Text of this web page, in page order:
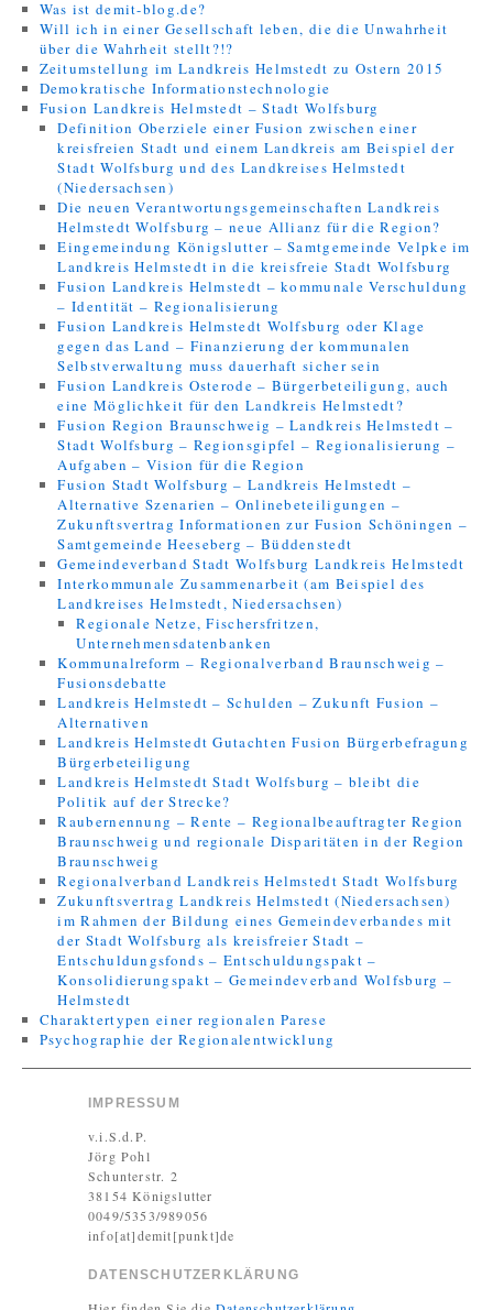
Was ist demit-blog.de?
Will ich in einer Gesellschaft leben, die die Unwahrheit
über die Wahrheit stellt?!?
Zeitumstellung im Landkreis Helmstedt zu Ostern 2015
Demokratische Informationstechnologie
Fusion Landkreis Helmstedt – Stadt Wolfsburg
Definition Oberziele einer Fusion zwischen einer
kreisfreien Stadt und einem Landkreis am Beispiel der
Stadt Wolfsburg und des Landkreises Helmstedt
(Niedersachsen)
Die neuen Verantwortungsgemeinschaften Landkreis
Helmstedt Wolfsburg – neue Allianz für die Region?
Eingemeindung Königslutter – Samtgemeinde Velpke im
Landkreis Helmstedt in die kreisfreie Stadt Wolfsburg
Fusion Landkreis Helmstedt – kommunale Verschuldung
– Identität – Regionalisierung
Fusion Landkreis Helmstedt Wolfsburg oder Klage
gegen das Land – Finanzierung der kommunalen
Selbstverwaltung muss dauerhaft sicher sein
Fusion Landkreis Osterode – Bürgerbeteiligung, auch
eine Möglichkeit für den Landkreis Helmstedt?
Fusion Region Braunschweig – Landkreis Helmstedt –
Stadt Wolfsburg – Regionsgipfel – Regionalisierung –
Aufgaben – Vision für die Region
Fusion Stadt Wolfsburg – Landkreis Helmstedt –
Alternative Szenarien – Onlinebeteiligungen –
Zukunftsvertrag Informationen zur Fusion Schöningen –
Samtgemeinde Heeseberg – Büddenstedt
Gemeindeverband Stadt Wolfsburg Landkreis Helmstedt
Interkommunale Zusammenarbeit (am Beispiel des
Landkreises Helmstedt, Niedersachsen)
Regionale Netze, Fischersfritzen,
Unternehmensdatenbanken
Kommunalreform – Regionalverband Braunschweig –
Fusionsdebatte
Landkreis Helmstedt – Schulden – Zukunft Fusion –
Alternativen
Landkreis Helmstedt Gutachten Fusion Bürgerbefragung
Bürgerbeteiligung
Landkreis Helmstedt Stadt Wolfsburg – bleibt die
Politik auf der Strecke?
Raubernennung – Rente – Regionalbeauftragter Region
Braunschweig und regionale Disparitäten in der Region
Braunschweig
Regionalverband Landkreis Helmstedt Stadt Wolfsburg
Zukunftsvertrag Landkreis Helmstedt (Niedersachsen)
im Rahmen der Bildung eines Gemeindeverbandes mit
der Stadt Wolfsburg als kreisfreier Stadt –
Entschuldungsfonds – Entschuldungspakt –
Konsolidierungspakt – Gemeindeverband Wolfsburg –
Helmstedt
Charaktertypen einer regionalen Parese
Psychographie der Regionalentwicklung
IMPRESSUM
v.i.S.d.P.
Jörg Pohl
Schunterstr. 2
38154 Königslutter
0049/5353/989056
info[at]demit[punkt]de
DATENSCHUTZERKLÄRUNG